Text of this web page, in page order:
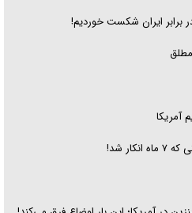
برابر ایران شکست خوردیم!
مطلق
آمریکا
شد!